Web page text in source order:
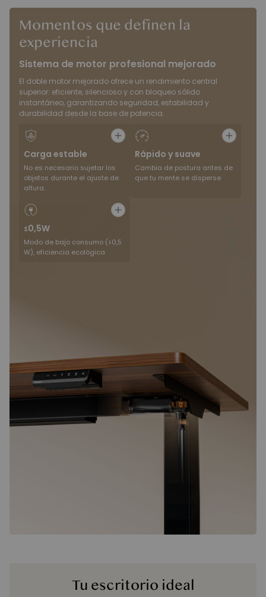
Momentos que definen la
experiencia
Sistema de motor profesional mejorado
El doble motor mejorado ofrece un rendimiento central
superior: eficiente, silencioso y con bloqueo sólido
instantáneo, garantizando seguridad, estabilidad y
durabilidad desde la base de potencia.
Carga estable
No es necesario sujetar los
objetos durante el ajuste de
altura.
Rápido y suave
Cambia de postura antes de
que tu mente se disperse
≤0,5W
Modo de bajo consumo (≤0,5
W), eficiencia ecológica
Tu escritorio ideal